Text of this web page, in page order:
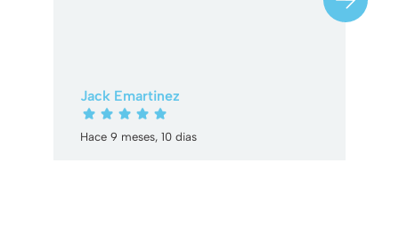
Jack Emartinez
Hace 9 meses, 10 dias